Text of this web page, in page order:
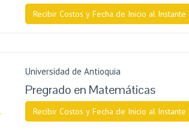
Recibir Costos y Fecha de Inicio al Instante
Universidad de Antioquia
Pregrado en Matemáticas
Recibir Costos y Fecha de Inicio al Instante